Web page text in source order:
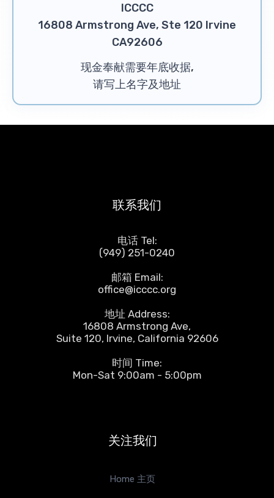
ICCCC
16808 Armstrong Ave, Ste 120 Irvine
CA92606
现金奉献需要年底收据,
请写上名字及地址
联系我们
电话 Tel:
(949) 251-0240
邮箱 Email:
office@icccc.org
地址 Address:
16808 Armstrong Ave,
Suite 120, Irvine, California 92606
时间 Time:
Mon-Sat 9:00am - 5:00pm
关注我们
Home 主页